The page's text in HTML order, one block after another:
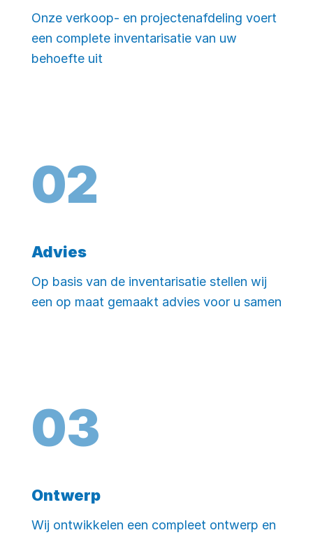
Onze verkoop- en projectenafdeling voert
een complete inventarisatie van uw
behoefte uit
02
Advies
Op basis van de inventarisatie stellen wij
een op maat gemaakt advies voor u samen
03
Ontwerp
Wij ontwikkelen een compleet ontwerp en